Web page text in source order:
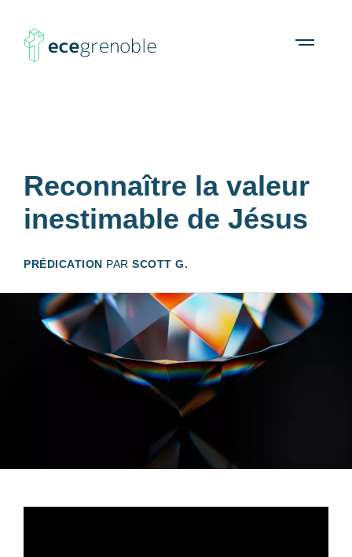
ECE
À propos Agenda RessourcesOpen
Reconnaître la valeur
inestimable de Jésus
PRÉDICATION PAR SCOTT G.